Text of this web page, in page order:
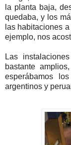
la planta baja,
quedaba, y los
las habitaciones
ejemplo, nos
Las
bastante
esperábamos
argentinos y